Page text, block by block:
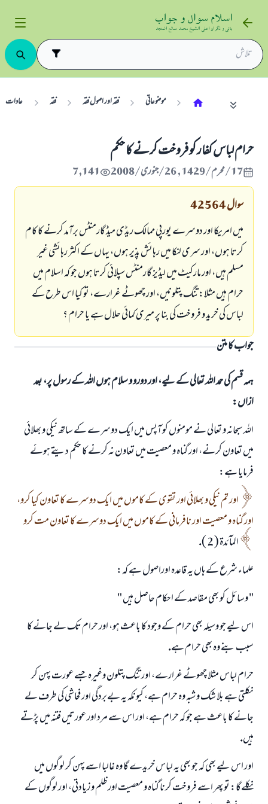
موضوعاتی فقہ اور اصول فقہ فقہ عادات
حرام لباس كفار كو فروخت كرنے كا حكم
17/محرم/1429 , 26/جنوری/2008 7,141
سوال42564
ميں امريكا اور دوسرے يورپى ممالك ريڈى ميڈ گارمنٹس برآمد كرنے كا كام
كرتا ہوں، اور سرى لنكا ميں رہائش پذير ہوں، يہاں كے اكثر رہائشى غير
مسلم ہيں، اور ماركيٹ ميں ليڈيز گارمنٹس سپلائى كرتا ہوں جو كہ اسلام ميں
حرام ہيں مثلا: تنگ پتلونيں، اور چھوٹے غرارے، تو كيا اس طرح كے
لباس كى خريد و فروخت كى بنا پر ميرى كمائى حلال ہے يا حرام ؟
جواب کا متن
ہمہ قسم کی حمد اللہ تعالی کے لیے، اور دورو و سلام ہوں اللہ کے رسول پر، بعد
ازاں:
اللہ سبحانہ و تعالى نے مومنوں كو آپس ميں ايك دوسرے كے ساتھ نيكى و بھلائى
ميں تعاون كرنے، اور گناہ و معصيت ميں تعاون نہ كرنے كا حكم ديتے ہوئے
فرمايا ہے:
اور تم نيكى و بھلائى اور تقوى كے كاموں ميں ايك دوسرے كا تعاون كيا كرو،
اور گناہ و معصيت اور نافرمانى كے كاموں ميں ايك دوسرے كا تعاون مت كرو
المآئدۃ ( 2 ).
علماء شرع كے ہاں يہ قاعدہ اوراصول ہے كہ:
" وسائل كو بھى مقاصد كے احكام حاصل ہيں "
اس ليے جو وسيلہ بھى حرام كے وجود كا باعث ہو، اور حرام تك لے جانے كا
سبب بنے وہ بھى حرام ہے.
حرام لباس مثلا چھوٹے غرارے، اور تنگ پتلون وغيرہ جسے عورت پہن كر
نكلتى ہے بلا شك و شبہ وہ حرام ہے، كيونكہ يہ بےبردگى اور فحاشى كى طرف لے
جانے كا باعث ہے جو كہ حرام ہے، اور اس سے مرد اور عورتيں فتنہ ميں پڑتے
ہيں.
اور اس ليے بھى كہ جو بھى يہ لباس خريدے گا وہ غالبا اسے پہن كر لوگوں ميں
نكلےگا: تو پھر اسے فروخت كرنا گناہ و معصيت اور ظلم و زيادتى، اور لوگوں كے